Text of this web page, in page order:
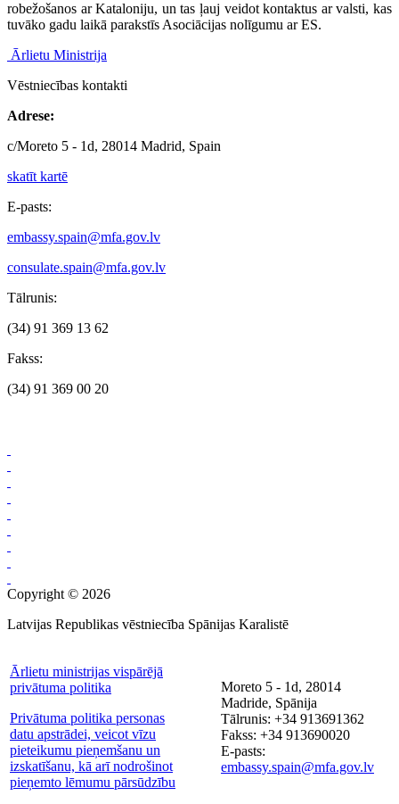
robežošanos ar Kataloniju, un tas ļauj veidot kontaktus ar valsti, kas
tuvāko gadu laikā parakstīs Asociācijas nolīgumu ar ES.
Ārlietu Ministrija
Vēstniecības kontakti
Adrese:
c/Moreto 5 - 1d, 28014 Madrid, Spain
skatīt kartē
E-pasts:
embassy.spain@mfa.gov.lv
consulate.spain@mfa.gov.lv
Tālrunis:
(34) 91 369 13 62
Fakss:
(34) 91 369 00 20
Copyright © 2026
Latvijas Republikas vēstniecība Spānijas Karalistē
Ārlietu ministrijas vispārējā
privātuma politika
Privātuma politika personas
datu apstrādei, veicot vīzu
pieteikumu pieņemšanu un
izskatīšanu, kā arī nodrošinot
pieņemto lēmumu pārsūdzību
Moreto 5 - 1d, 28014
Madride, Spānija
Tālrunis: +34 913691362
Fakss: +34 913690020
E-pasts:
embassy.spain@mfa.gov.lv